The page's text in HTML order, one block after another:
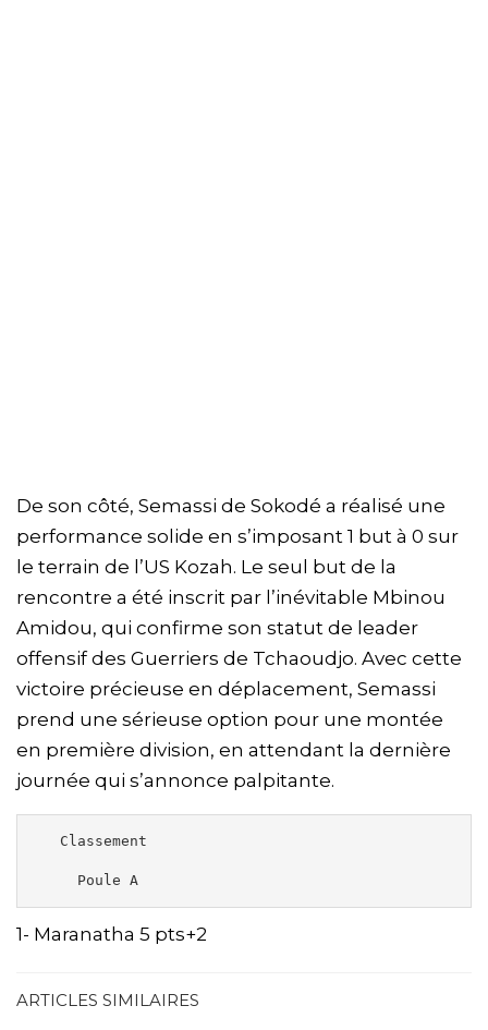
De son côté, Semassi de Sokodé a réalisé une
performance solide en s’imposant 1 but à 0 sur
le terrain de l’US Kozah. Le seul but de la
rencontre a été inscrit par l’inévitable Mbinou
Amidou, qui confirme son statut de leader
offensif des Guerriers de Tchaoudjo. Avec cette
victoire précieuse en déplacement, Semassi
prend une sérieuse option pour une montée
en première division, en attendant la dernière
journée qui s’annonce palpitante.
     Poule A
1- Maranatha 5 pts+2
ARTICLES SIMILAIRES